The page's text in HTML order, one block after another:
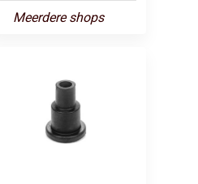
Meerdere shops